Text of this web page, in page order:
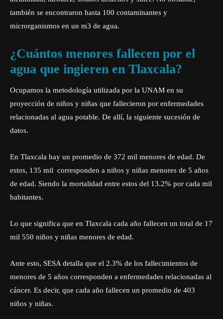
también se encontraron hasta 100 contaminantes y
microrganismos en un m3 de agua.
¿Cuántos menores fallecen por el
agua que ingieren en Tlaxcala?
Ocupamos la metodología utilizada por la UNAM en su
proyección de niños y niñas que fallecieron por enfermedades
relacionadas al agua potable. De allí, la siguiente sucesión de
datos.
En Tlaxcala hay un promedio de 372 mil menores de edad. De
estos, 135 mil corresponden a niños y niñas menores de 5 años
de edad. Siendo la mortalidad entre estos del 13.2% por cada mil
habitantes.
Lo que significa que en Tlaxcala cada año fallecen un total de 17
mil 550 niños y niñas menores de edad.
Ante esto, SESA detalla que el 2.3% de los fallecimientos de
menores de 5 años corresponden a enfermedades relacionadas al
cáncer. Es decir, que cada año fallecen un promedio de 403
niños y niñas.